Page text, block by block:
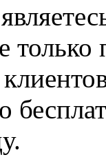
только